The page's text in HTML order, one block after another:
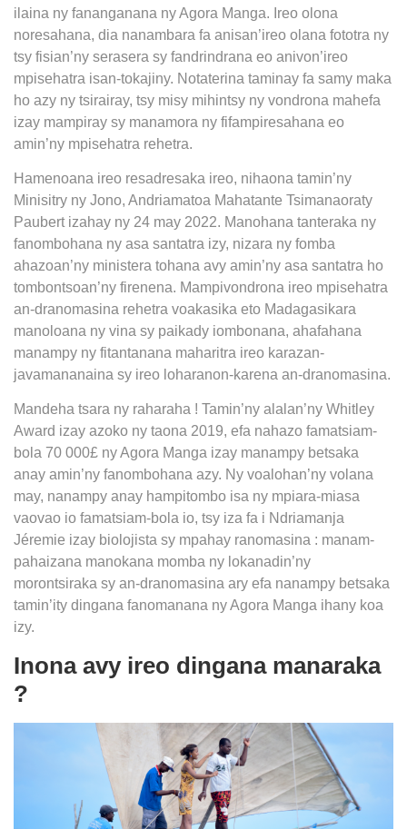
ilaina ny fananganana ny Agora Manga. Ireo olona
noresahana, dia nanambara fa anisan’ireo olana fototra ny
tsy fisian’ny serasera sy fandrindrana eo anivon’ireo
mpisehatra isan-tokajiny. Notaterina taminay fa samy maka
ho azy ny tsirairay, tsy misy mihintsy ny vondrona mahefa
izay mampiray sy manamora ny fifampiresahana eo
amin’ny mpisehatra rehetra.
Hamenoana ireo resadresaka ireo, nihaona tamin’ny
Minisitry ny Jono, Andriamatoa Mahatante Tsimanaoraty
Paubert izahay ny 24 may 2022. Manohana tanteraka ny
fanombohana ny asa santatra izy, nizara ny fomba
ahazoan’ny ministera tohana avy amin’ny asa santatra ho
tombontsoan’ny firenena. Mampivondrona ireo mpisehatra
an-dranomasina rehetra voakasika eto Madagasikara
manoloana ny vina sy paikady iombonana, ahafahana
manampy ny fitantanana maharitra ireo karazan-
javamananaina sy ireo loharanon-karena an-dranomasina.
Mandeha tsara ny raharaha ! Tamin’ny alalan’ny Whitley
Award izay azoko ny taona 2019, efa nahazo famatsiam-
bola 70 000£ ny Agora Manga izay manampy betsaka
anay amin’ny fanombohana azy. Ny voalohan’ny volana
may, nanampy anay hampitombo isa ny mpiara-miasa
vaovao io famatsiam-bola io, tsy iza fa i Ndriamanja
Jéremie izay biolojista sy mpahay ranomasina : manam-
pahaizana manokana momba ny lokanadin’ny
morontsiraka sy an-dranomasina ary efa nanampy betsaka
tamin’ity dingana fanomanana ny Agora Manga ihany koa
izy.
Inona avy ireo dingana manaraka
?